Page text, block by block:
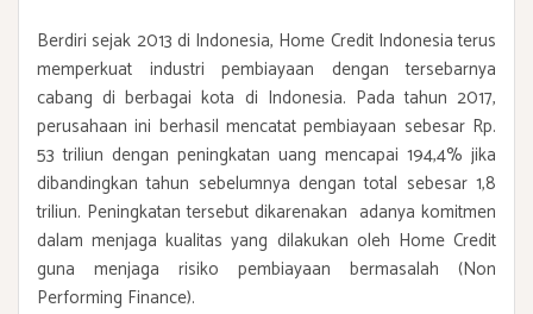
Berdiri sejak 2013 di Indonesia, Home Credit Indonesia terus
memperkuat industri pembiayaan dengan tersebarnya
cabang di berbagai kota di Indonesia. Pada tahun 2017,
perusahaan ini berhasil mencatat pembiayaan sebesar Rp.
53 triliun dengan peningkatan uang mencapai 194,4% jika
dibandingkan tahun sebelumnya dengan total sebesar 1,8
triliun. Peningkatan tersebut dikarenakan adanya komitmen
dalam menjaga kualitas yang dilakukan oleh Home Credit
guna menjaga risiko pembiayaan bermasalah (Non
Performing Finance).